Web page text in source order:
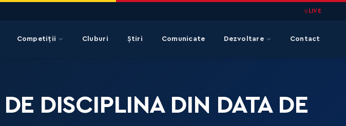
LIVE
Competiții Cluburi Știri Comunicate Dezvoltare Contact
DISCIPLINA DIN DATA DE